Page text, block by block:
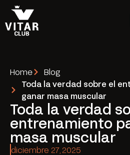
Home
Blog
Toda la verdad sobre el
ganar masa muscular
Toda la verdad
entrenamiento
masa muscular
diciembre 27, 2025